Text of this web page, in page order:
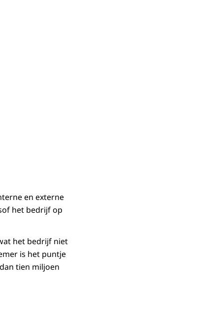
en externe
het bedrijf op
het bedrijf niet
is het puntje
tien miljoen